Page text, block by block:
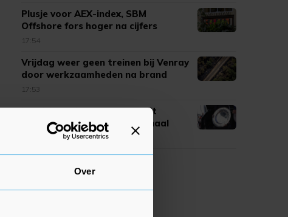
Over
Plusje voor AEX-index, SBM
Offshore fors hoger na cijfers
17:54
Vrijdag weer geen treinen bij Venray
door werkzaamheden na brand
17:53
Landskampioen ontvangt dit
Eredivisieseizoen gouden schaal